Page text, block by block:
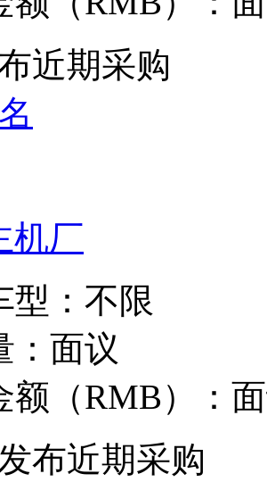
近期采购
机厂
： 不限
面议
额（RMB）：
布近期采购